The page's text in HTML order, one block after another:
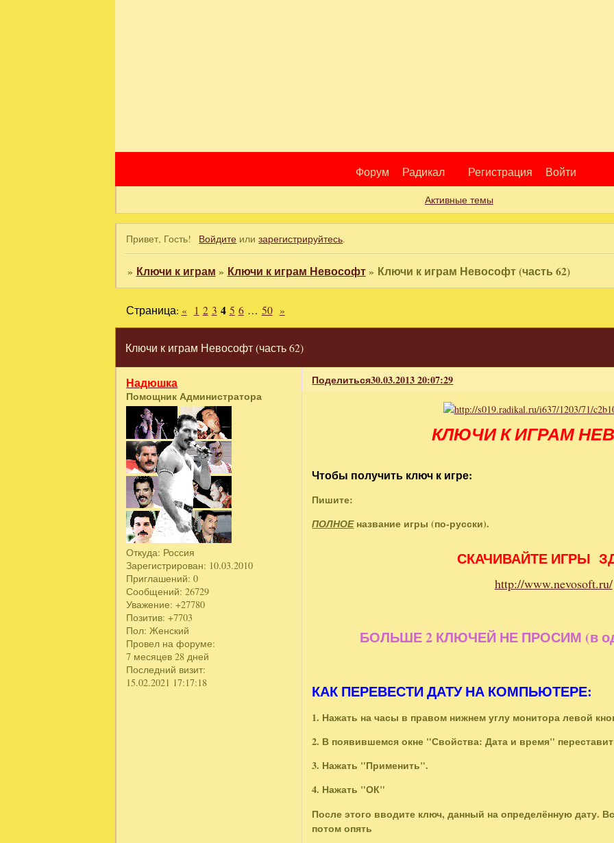
Форум Радикал Регистрация Войти
Активные темы
Привет, Гость! Войдите илизарегистрируйтесь.
» Ключи к играм » Ключи к играм Невософт» Ключи к играм Невософт (часть 62)
Ключи к играм Невософт (часть 62)
Страница: « 1 2 3 4 5 6 … 50 »
Поделиться30.03.2013 20:07:29
Надюшка
Помощник Администратора
Откуда: Россия
Зарегистрирован: 10.03.2010
Приглашений: 0
Сообщений: 26729
Уважение: +27780
Позитив: +7703
Пол: Женский
Провел на форуме:
7 месяцев 28 дней
Последний визит:
15.02.2021 17:17:18
КЛЮЧИ К ИГРАМ
Чтобы получить ключ к игре:
Пишите:
ПОЛНОЕназвание игры (по-русски).
СКАЧИВАЙТЕ ИГРЫ
http://www.nevosoft.ru/
БОЛЬШЕ 2 КЛЮЧЕЙ НЕ ПРОСИМ (в
КАК ПЕРЕВЕСТИ ДАТУ НА КОМПЬЮТЕРЕ:
1. Нажать на часы в правом нижнем углу монитора левой
2. В появившемся окне "Свойства: Дата и время"
3. Нажать "Применить".
4. Нажать "ОК"
После этого вводите ключ, данный на определённую дату.
потом опять